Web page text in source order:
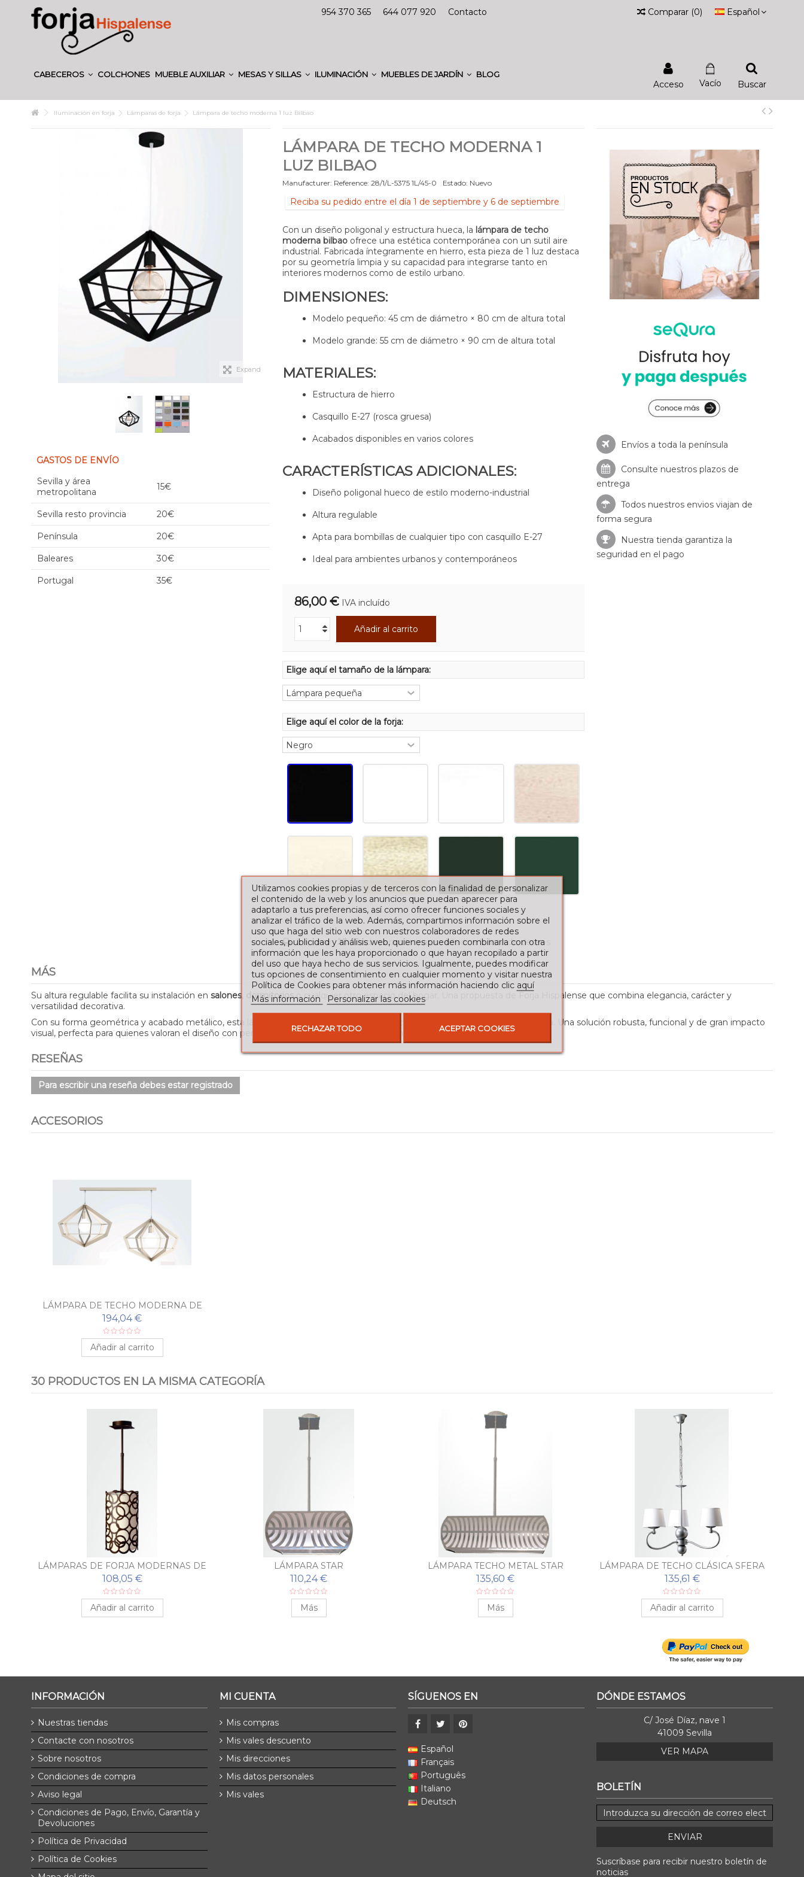
954 370 365 644 077 920 Contacto Español
Comparar (0)
CABECEROS COLCHONES MUEBLE AUXILIAR MESAS Y SILLAS ILUMINACIÓN MUEBLES DE JARDÍN BLOG
Buscar
Vacío
Acceso
Iluminación en forja Lámparas de forja Lámpara de techo moderna 1 luz Bilbao
Expand
GASTOS DE ENVÍO
Sevilla y área
metropolitana
15€
Sevilla resto provincia 20€
Península 20€
Baleares 30€
Portugal 35€
LÁMPARA DE TECHO MODERNA 1
LUZ BILBAO
Manufacturer: Reference: 28/1/L-5375 1L/45-0 Estado: Nuevo
Reciba su pedido entre el día 1 de septiembre y 6 de septiembre
Con un diseño poligonal y estructura hueca, la lámpara de techo
moderna bilbaoofrece una estética contemporánea con un sutil aire
industrial. Fabricada íntegramente en hierro, esta pieza de 1 luz destaca
por su geometría limpia y su capacidad para integrarse tanto en
interiores modernos como de estilo urbano.
DIMENSIONES:
Modelo pequeño: 45 cm de diámetro × 80 cm de altura total
Modelo grande: 55 cm de diámetro × 90 cm de altura total
MATERIALES:
Estructura de hierro
Casquillo E-27 (rosca gruesa)
Acabados disponibles en varios colores
CARACTERÍSTICAS ADICIONALES:
Diseño poligonal hueco de estilo moderno-industrial
Altura regulable
Apta para bombillas de cualquier tipo con casquillo E-27
Ideal para ambientes urbanos y contemporáneos
86,00 € IVA incluído
Añadir al carrito
Elige aquí el tamaño de la lámpara:
Elige aquí el color de la forja:
Imprimir Añadir para comparar Añadir a la lista de deseos
Envíos a toda la península
Consulte nuestros plazos de
entrega
Todos nuestros envios viajan de
forma segura
Nuestra tienda garantiza la
seguridad en el pago
MÁS
Su altura regulable facilita su instalación en salones dormitorioso cualquier otro espacio del hogar. Una propuesta de Forja Hispalense que combina elegancia, carácter y
versatilidad decorativa.
Con su forma geométrica y acabado metálico, esta lámpara se convierte en un punto focal que transforma cualquier estancia. Una solución robusta, funcional y de gran impacto
visual, perfecta para quienes valoran el diseño con personalidad y la calidad de una pieza hecha para durar.
RESEÑAS
Para escribir una reseña debes estar registrado
ACCESORIOS
LÁMPARA DE TECHO MODERNA DE
SALÓN BILBAO
194,04 €
Añadir al carrito
30 PRODUCTOS EN LA MISMA CATEGORÍA
LÁMPARAS DE FORJA MODERNAS DE
TECHO CÍRCULOS
108,05 €
Añadir al carrito
LÁMPARA STAR
110,24 €
Más
LÁMPARA TECHO METAL STAR
135,60 €
Más
LÁMPARA DE TECHO CLÁSICA SFERA
135,61 €
Añadir al carrito
INFORMACIÓN
Nuestras tiendas
Contacte con nosotros
Sobre nosotros
Condiciones de compra
Aviso legal
Condiciones de Pago, Envío, Garantía y
Devoluciones
Política de Privacidad
Política de Cookies
MI CUENTA
Mis compras
Mis vales descuento
Mis direcciones
Mis datos personales
Mis vales
SÍGUENOS EN
Español
Français
Português
Italiano
Deutsch
DÓNDE ESTAMOS
C/ José Díaz, nave 1
41009 Sevilla
VER MAPA
BOLETÍN
ENVIAR
Suscríbase para recibir nuestro boletín de
noticias
Utilizamos cookies propias y de terceros con la finalidad de personalizar
el contenido de la web y los anuncios que puedan aparecer para
adaptarlo a tus preferencias, así como ofrecer funciones sociales y
analizar el tráfico de la web. Además, compartimos información sobre el
uso que haga del sitio web con nuestros colaboradores de redes
sociales, publicidad y análisis web, quienes pueden combinarla con otra
información que les haya proporcionado o que hayan recopilado a partir
del uso que haya hecho de sus servicios. Igualmente, puedes modificar
tus opciones de consentimiento en cualquier momento y visitar nuestra
Política de Cookies para obtener más información haciendo clic aquí
Más información
Personalizar las cookies
RECHAZAR TODO ACEPTAR COOKIES